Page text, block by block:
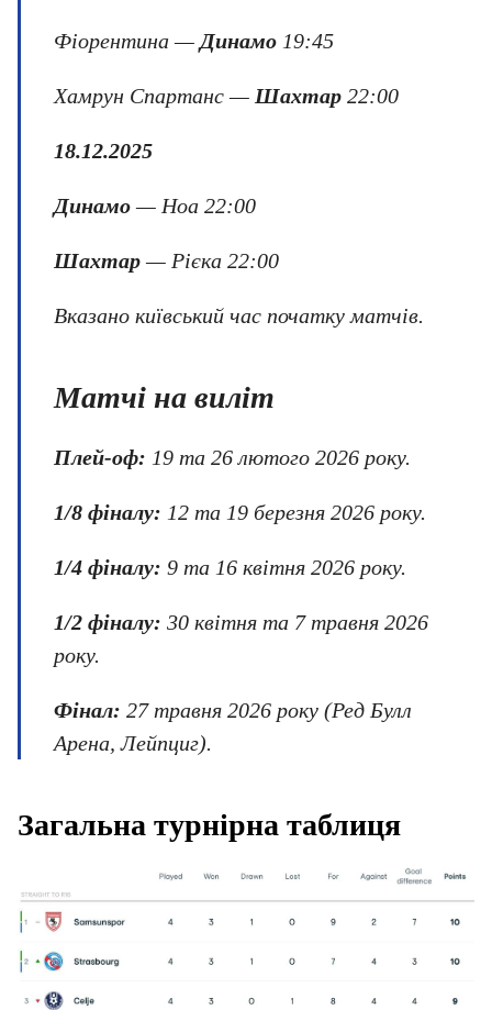
Фіорентина — Динамо 19:45
Хамрун Спартанс — Шахтар 22:00
18.12.2025
Динамо— Ноа 22:00
Шахтар— Рієка 22:00
Вказано київський час початку матчів.
Матчі на виліт
Плей-оф: 19 та 26 лютого 2026 року.
1/8 фіналу: 12 та 19 березня 2026 року.
1/4 фіналу: 9 та 16 квітня 2026 року.
1/2 фіналу: 30 квітня та 7 травня 2026
року.
Фінал: 27 травня 2026 року (Ред Булл
Арена, Лейпциг).
Загальна турнірна таблиця